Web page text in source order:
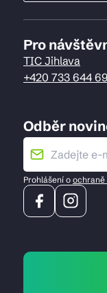
Pro
TIC Jihlava
+420 733 644
Odběr
Prohlášení o ochraně